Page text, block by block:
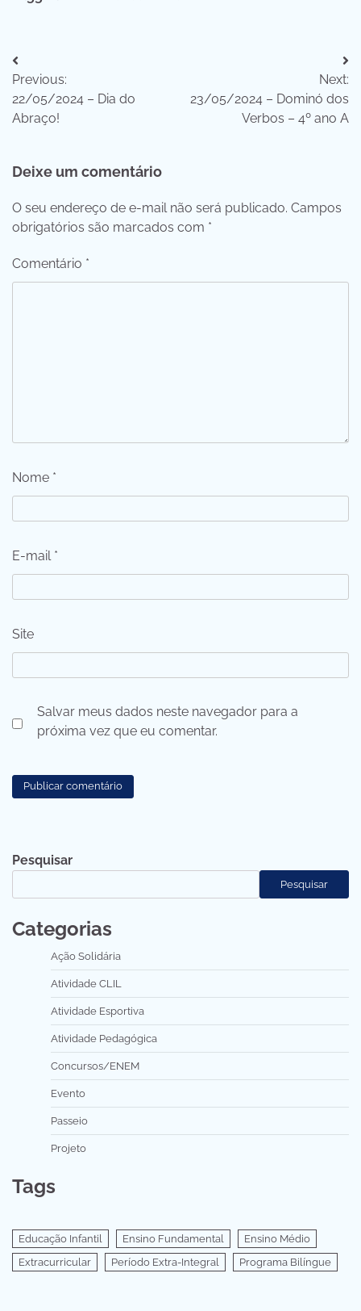
Navegação
de
Post
Previous:
22/05/2024 – Dia do
Abraço!
Next:
23/05/2024 – Dominó dos
Verbos – 4º ano A
Deixe um comentário
O seu endereço de e-mail não será publicado. Campos
obrigatórios são marcados com *
Comentário *
Nome *
E-mail *
Site
Salvar meus dados neste navegador para a
próxima vez que eu comentar.
Pesquisar
Pesquisar
Categorias
Ação Solidária
Atividade CLIL
Atividade Esportiva
Atividade Pedagógica
Concursos/ENEM
Evento
Passeio
Projeto
Tags
Educação Infantil Ensino Fundamental
Ensino Médio
Extracurricular
Período Extra-Integral Programa Bilíngue